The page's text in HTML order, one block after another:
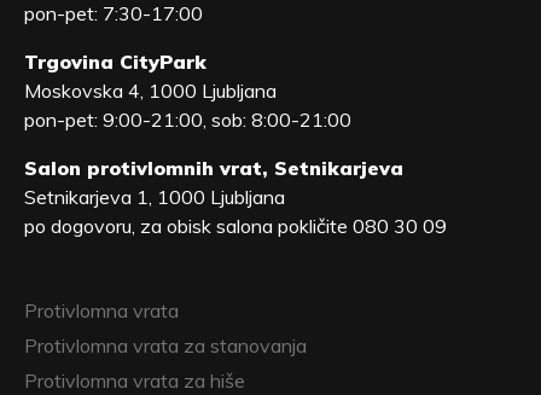
pon-pet: 7:30-17:00
Trgovina CityPark
Moskovska 4, 1000 Ljubljana
pon-pet: 9:00-21:00, sob: 8:00-21:00
Salon protivlomnih vrat, Setnikarjeva
Setnikarjeva 1, 1000 Ljubljana
po dogovoru, za obisk salona pokličite 080 30 09
Protivlomna vrata
Protivlomna vrata za stanovanja
Protivlomna vrata za hiše